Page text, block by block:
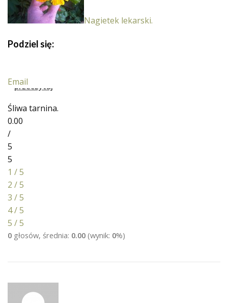
Nagietek lekarski.
Podziel się:
Email
Śliwa tarnina.
0.00
/
5
5
1 / 5
2 / 5
3 / 5
4 / 5
5 / 5
0 głosów, średnia: 0.00 (wynik: 0%)